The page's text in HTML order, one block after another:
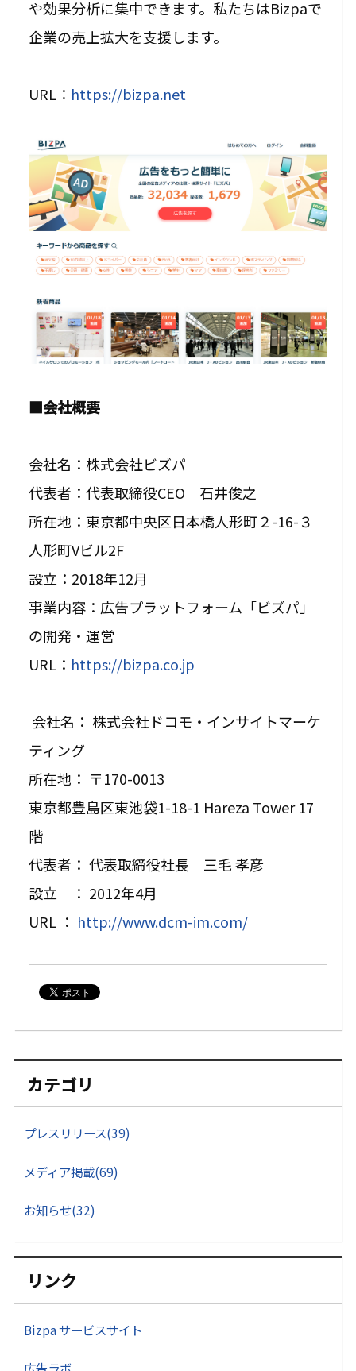
や効果分析に集中できます。私たちはBizpaで
企業の売上拡大を支援します。
URL： https://bizpa.net
■会社概要
会社名：株式会社ビズパ
代表者：代表取締役CEO 石井俊之
所在地：東京都中央区日本橋人形町２-16-３
人形町Vビル2F
設立：2018年12月
事業内容：広告プラットフォーム「ビズパ」
の開発・運営
URL： https://bizpa.co.jp
会社名： 株式会社ドコモ・インサイトマーケ
ティング
所在地： 〒170-0013
東京都豊島区東池袋1-18-1 Hareza Tower 17
階
代表者： 代表取締役社長 三毛 孝彦
設立 ： 2012年4月
URL ： http://www.dcm-im.com/
カテゴリ
プレスリリース(39)
メディア掲載(69)
お知らせ(32)
リンク
Bizpa サービスサイト